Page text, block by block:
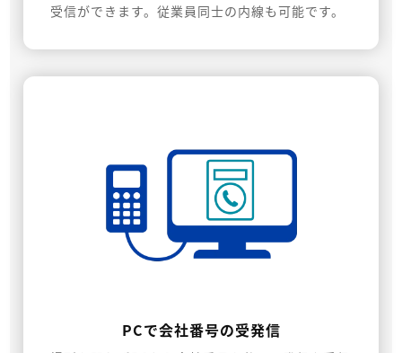
受信ができます。従業員同士の内線も可能です。
PCで会社番号の受発信